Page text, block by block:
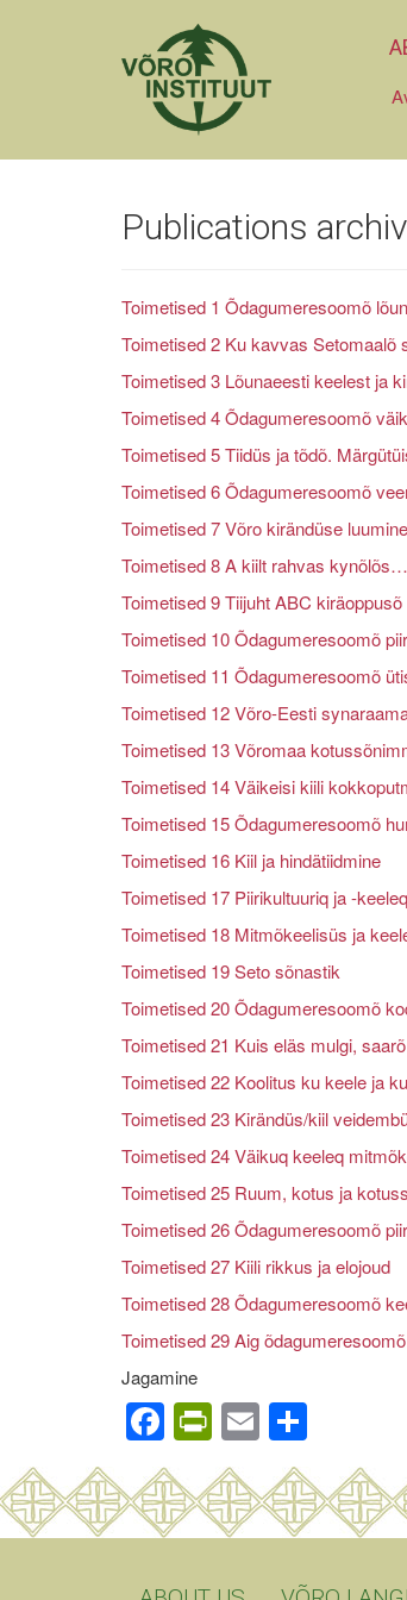
Publications
Toimetised 1 Õdagumeresoomõ
Toimetised 2 Ku kavvas Setomaalõ
Toimetised 3 Lõunaeesti keelest ja
Toimetised 4 Õdagumeresoomõ
Toimetised 5 Tiidüs ja tõdõ.
Toimetised 6 Õdagumeresoomõ
Toimetised 7 Võro kirändüse luumine
Toimetised 8 A kiilt rahvas kynõlõs…
Toimetised 9 Tiijuht ABC
Toimetised 10 Õdagumeresoomõ
Toimetised 11 Õdagumeresoomõ
Toimetised 12 Võro-Eesti
Toimetised 13 Võromaa
Toimetised 14 Väikeisi kiili
Toimetised 15 Õdagumeresoomõ
Toimetised 16 Kiil ja hindätiidmine
Toimetised 17 Piirikultuuriq ja -keeleq
Toimetised 18 Mitmõkeelisüs ja
Toimetised 19 Seto sõnastik
Toimetised 20 Õdagumeresoomõ
Toimetised 21 Kuis eläs mulgi,
Toimetised 22 Koolitus ku keele ja
Toimetised 23 Kirändüs/kiil
Toimetised 24 Väikuq keeleq
Toimetised 25 Ruum, kotus ja
Toimetised 26 Õdagumeresoomõ
Toimetised 27 Kiili rikkus ja elojoud
Toimetised 28 Õdagumeresoomõ
Toimetised 29 Aig
Jagamine
Facebook
PrintFriendly
Email